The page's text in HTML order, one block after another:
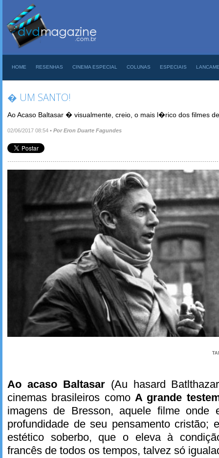
HOME RESENHAS CINEMA ESPECIAL COLUNAS ESPECIAIS
� UM SANTO!
Ao Acaso Baltasar � visualmente, creio, o mais l�rico dos filmes
02/06/2017 08:54 • Por Eron Duarte Fagundes
Ao acaso Baltasar (Au hasard
cinemas brasileiros como A grande
imagens de Bresson, aquele filme onde
profundidade de seu pensamento cristão;
estético soberbo, que o eleva à
francês de todos os tempos, talvez só